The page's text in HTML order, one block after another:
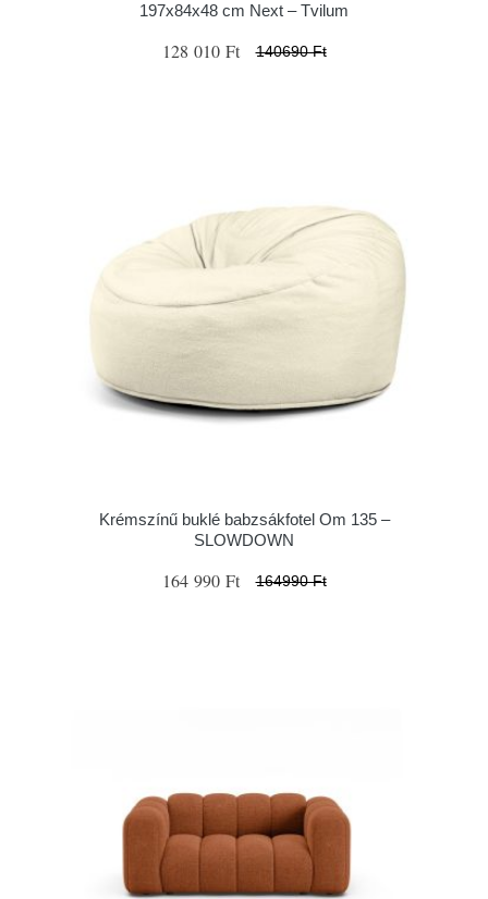
197x84x48 cm Next – Tvilum
128 010 Ft 140690 Ft
Krémszínű buklé babzsákfotel Om 135 –
SLOWDOWN
164 990 Ft 164990 Ft